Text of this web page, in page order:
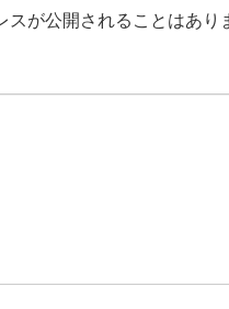
スが公開されることはあり